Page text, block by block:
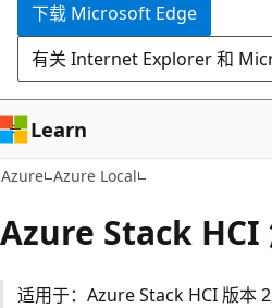
下载 Microsoft Edge
有关 Internet Explorer 和
Learn
Azure Azure Local
Azure Stack HCI
适用于：Azure Stack HCI 版本